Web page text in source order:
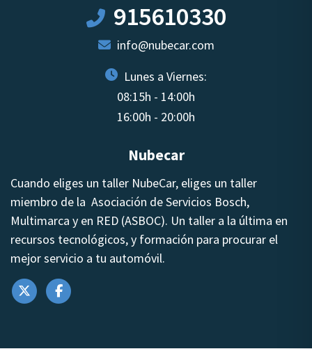
915610330
info@nubecar.com
Lunes a Viernes:
08:15h - 14:00h
16:00h - 20:00h
Nubecar
Cuando eliges un taller NubeCar, eliges un taller
miembro de la Asociación de Servicios Bosch,
Multimarca y en RED (ASBOC). Un taller a la última en
recursos tecnológicos, y formación para procurar el
mejor servicio a tu automóvil.